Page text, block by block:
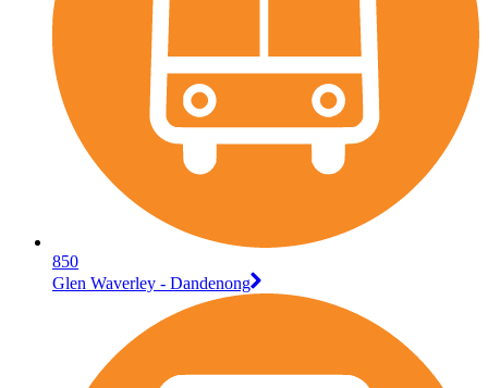
850
Glen Waverley - Dandenong